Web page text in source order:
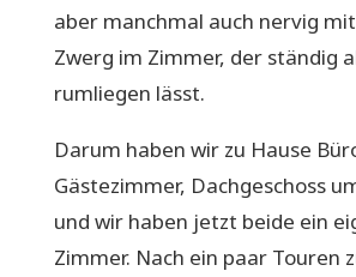
aber manchmal auch nervig
Zwerg im Zimmer, der ständig
rumliegen lässt.
Darum haben wir zu Hause
Gästezimmer, Dachgeschoss
und wir haben jetzt beide ein
Zimmer. Nach ein paar Touren